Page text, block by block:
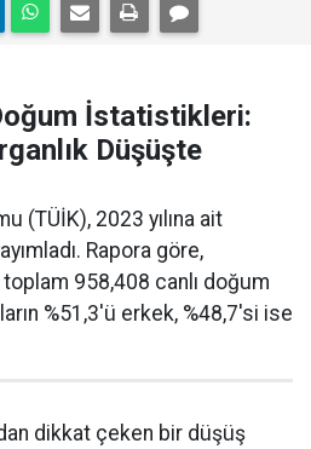
İstatistikleri:
Düşüşte
(TÜİK), 2023 yılına ait
Rapora göre,
toplam 958,408 canlı doğum
%51,3'ü erkek, %48,7'si ise
dikkat çeken bir düşüş